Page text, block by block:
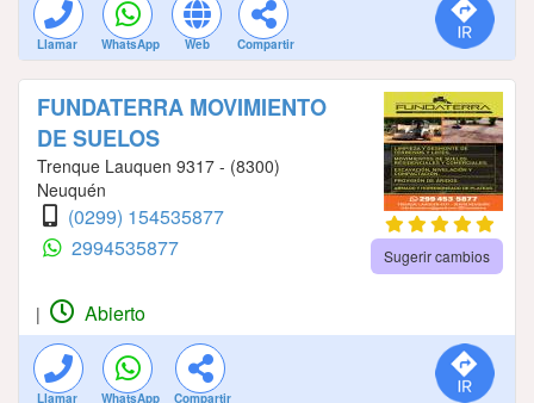
Llamar WhatsApp Web Compartir
FUNDATERRA MOVIMIENTO
DE SUELOS
Trenque Lauquen 9317 - (8300)
Neuquén
(0299) 154535877
2994535877
Sugerir cambios
| Abierto
Llamar WhatsApp Compartir